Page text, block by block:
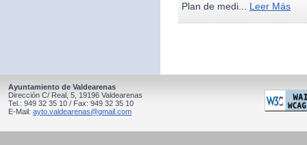
Plan de medi... Leer Más
Ayuntamiento de Valdearenas
Dirección C/ Real, 5, 19196 Valdearenas
Tel.: 949 32 35 10 / Fax: 949 32 35 10
E-Mail: ayto.valdearenas@gmail.com